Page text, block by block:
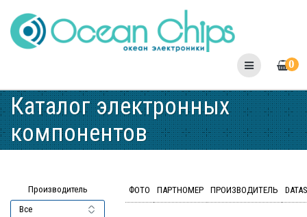
to
content
0
Каталог электронных
компонентов
Производитель ФОТО ПАРТНОМЕР ПРОИЗВОДИТЕЛЬ